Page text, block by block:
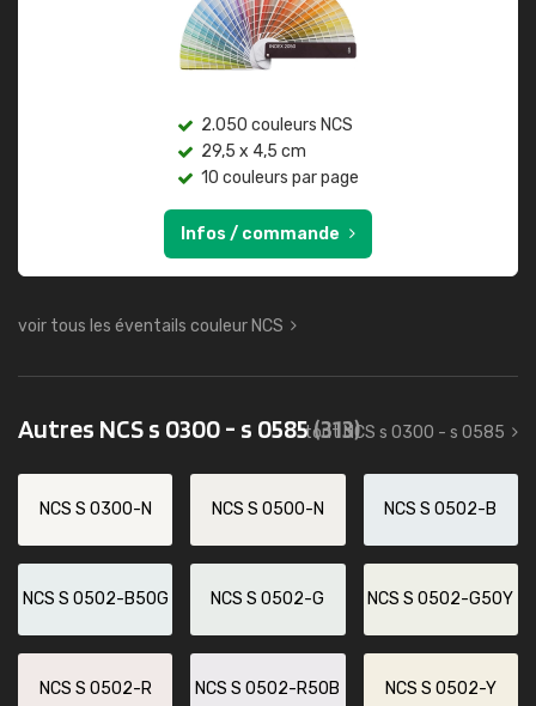
2.050 couleurs NCS
29,5 x 4,5 cm
10 couleurs par page
Infos / commande
voir tous les éventails couleur NCS
Autres NCS s 0300 - s 0585(313)
tout NCS s 0300 - s 0585
NCS S 0300-N NCS S 0500-N NCS S 0502-B
NCS S 0502-B50G NCS S 0502-G NCS S 0502-G50Y
NCS S 0502-R NCS S 0502-R50B NCS S 0502-Y